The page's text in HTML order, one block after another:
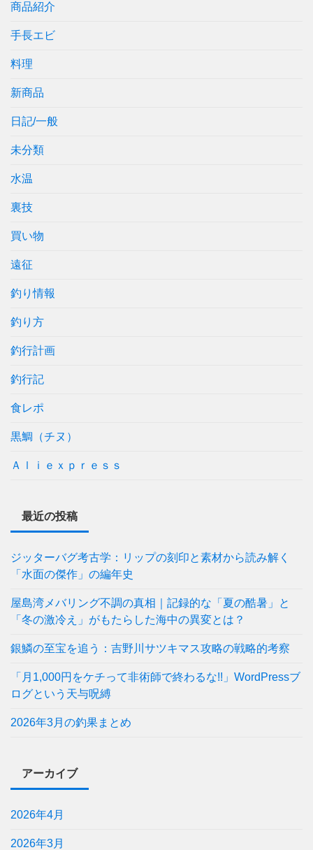
商品紹介
手長エビ
料理
新商品
日記/一般
未分類
水温
裏技
買い物
遠征
釣り情報
釣り方
釣行計画
釣行記
食レポ
黒鯛（チヌ）
Ａｌｉｅｘｐｒｅｓｓ
最近の投稿
ジッターバグ考古学：リップの刻印と素材から読み解く
「水面の傑作」の編年史
屋島湾メバリング不調の真相｜記録的な「夏の酷暑」と
「冬の激冷え」がもたらした海中の異変とは？
銀鱗の至宝を追う：吉野川サツキマス攻略の戦略的考察
「月1,000円をケチって非術師で終わるな!!」WordPressブ
ログという天与呪縛
2026年3月の釣果まとめ
アーカイブ
2026年4月
2026年3月